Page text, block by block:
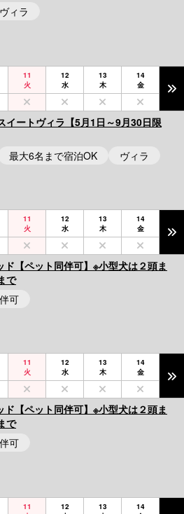
ヴィラ
11
火
12
水
13
木
14
金
イートヴィラ【5月1日～9月30日限
最大6名まで宿泊OK ヴィラ
11
火
12
水
13
木
14
金
ド【ペット同伴可】※小型犬は２頭ま
で
可
11
火
12
水
13
木
14
金
ド【ペット同伴可】※小型犬は２頭ま
で
可
11
12
13
14